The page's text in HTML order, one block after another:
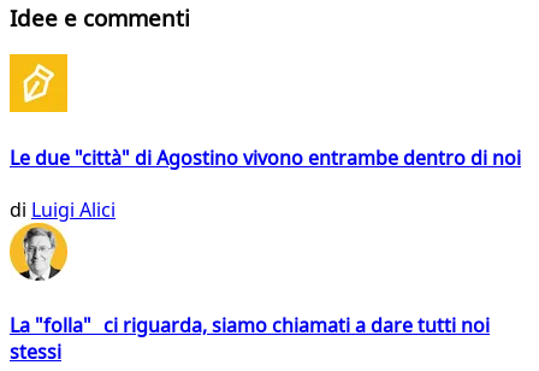
Idee e commenti
Le due "città" di Agostino vivono entrambe dentro di noi
di Luigi Alici
La "folla" ci riguarda, siamo chiamati a dare tutti noi
stessi